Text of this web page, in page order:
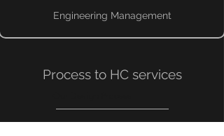
Engineering Management
Process to HC services